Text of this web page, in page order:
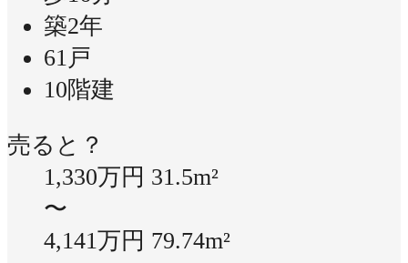
築2年
61戸
10階建
売ると？
1,330万円 31.5m²
〜
4,141万円 79.74m²